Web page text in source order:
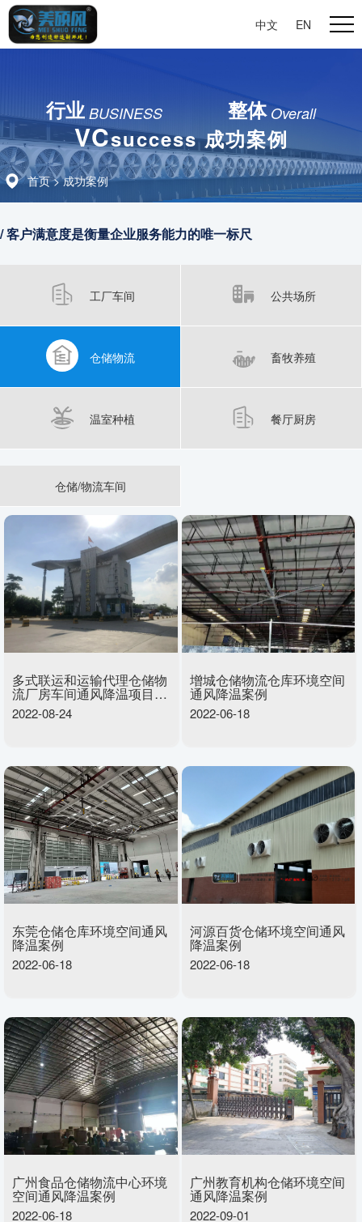
中文 EN
行业 BUSINESS 整体 Overall
VCsuccess 成功案例
首页>成功案例
/ 客户满意度是衡量企业服务能力的唯一标尺
工厂车间 公共场所
仓储物流 畜牧养殖
温室种植 餐厅厨房
仓储/物流车间
多式联运和运输代理仓储物
流厂房车间通风降温项目案
例
2022-08-24
增城仓储物流仓库环境空间
通风降温案例
2022-06-18
东莞仓储仓库环境空间通风
降温案例
2022-06-18
河源百货仓储环境空间通风
降温案例
2022-06-18
广州食品仓储物流中心环境
空间通风降温案例
2022-06-18
广州教育机构仓储环境空间
通风降温案例
2022-09-01